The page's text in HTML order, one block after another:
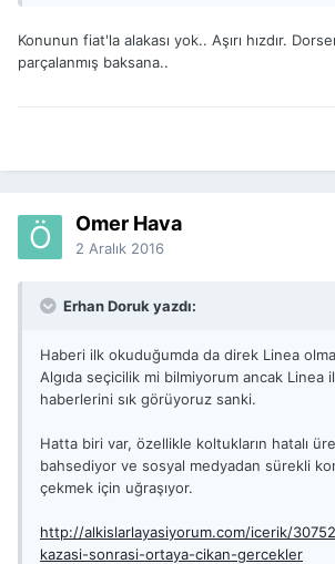
Konunun fiat'la alakası yok.. Aşırı hızdır.
parçalanmış baksana..
Ömer Hava
2 Aralık 2016
Erhan Doruk yazdı:
Haberi ilk okuduğumda da direk Linea
Algıda seçicilik mi bilmiyorum ancak Linea
haberlerini sık görüyoruz sanki.
Hatta biri var, özellikle koltukların hatalı
bahsediyor ve sosyal medyadan sürekli
çekmek için uğraşıyor.
http://alkislarlayasiyorum.com/icerik/
kazasi-sonrasi-ortaya-cikan-gercekler